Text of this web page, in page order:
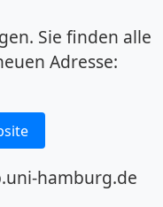
Sie finden alle
Adresse:
hamburg.de